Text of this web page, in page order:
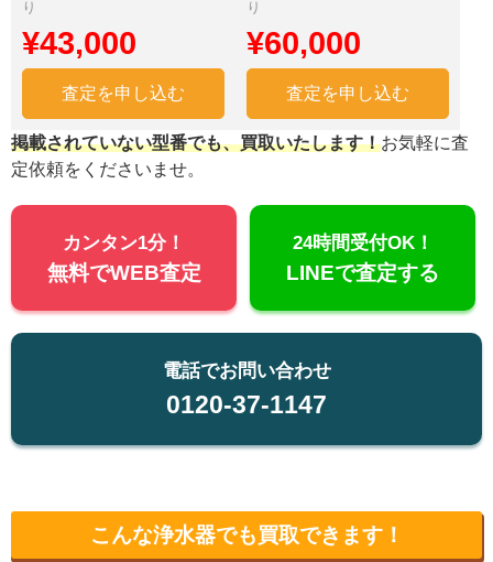
り
¥43,000
査定を申し込む
り
¥60,000
査定を申し込む
掲載されていない型番でも、買取いたします！お気軽に査
定依頼をくださいませ。
カンタン1分！
無料でWEB査定
24時間受付OK！
LINEで査定する
電話でお問い合わせ
0120-37-1147
こんな浄水器でも買取できます！